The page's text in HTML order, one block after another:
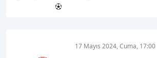
17 Mayıs 2024, Cuma, 17:00